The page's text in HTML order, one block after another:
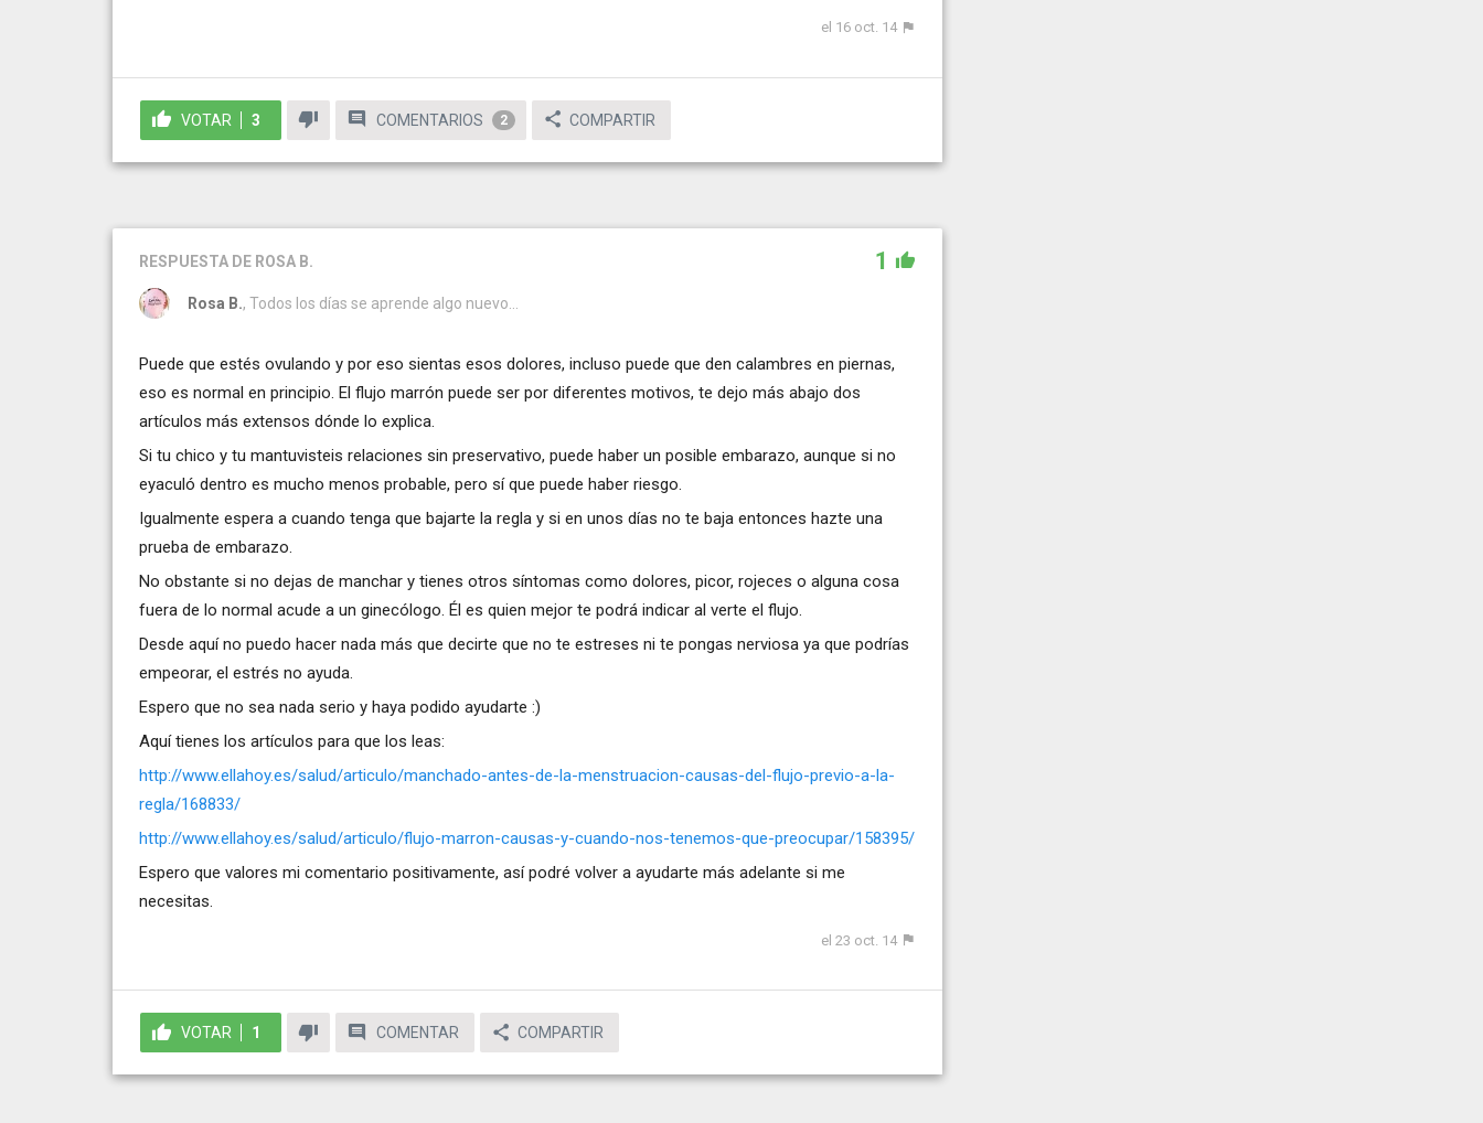
el 16 oct. 14
VOTAR 3 COMENTARIOS 2 COMPARTIR
RESPUESTA DE ROSA B. 1
Rosa B., Todos los días se aprende algo nuevo...
Puede que estés ovulando y por eso sientas esos dolores, incluso puede que den calambres en piernas,
eso es normal en principio. El flujo marrón puede ser por diferentes motivos, te dejo más abajo dos
artículos más extensos dónde lo explica.
Si tu chico y tu mantuvisteis relaciones sin preservativo, puede haber un posible embarazo, aunque si no
eyaculó dentro es mucho menos probable, pero sí que puede haber riesgo.
Igualmente espera a cuando tenga que bajarte la regla y si en unos días no te baja entonces hazte una
prueba de embarazo.
No obstante si no dejas de manchar y tienes otros síntomas como dolores, picor, rojeces o alguna cosa
fuera de lo normal acude a un ginecólogo. Él es quien mejor te podrá indicar al verte el flujo.
Desde aquí no puedo hacer nada más que decirte que no te estreses ni te pongas nerviosa ya que podrías
empeorar, el estrés no ayuda.
Espero que no sea nada serio y haya podido ayudarte :)
Aquí tienes los artículos para que los leas:
http://www.ellahoy.es/salud/articulo/manchado-antes-de-la-menstruacion-causas-del-flujo-previo-a-la-
regla/168833/
http://www.ellahoy.es/salud/articulo/flujo-marron-causas-y-cuando-nos-tenemos-que-preocupar/158395/
Espero que valores mi comentario positivamente, así podré volver a ayudarte más adelante si me
necesitas.
el 23 oct. 14
VOTAR 1 COMENTAR COMPARTIR